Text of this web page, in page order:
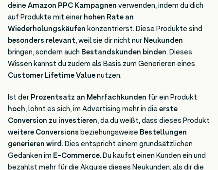
deineAmazon PPC Kampagnenverwenden, indem du dich
auf Produkte mit einerhohen Rate an
Wiederholungskäufenkonzentrierst. Diese Produkte sind
besonders relevant, weil sie dir nicht nurNeukunden
bringen, sondern auch Bestandskunden binden. Dieses
Wissen kannst du zudem als Basis zum Generieren eines
Customer Lifetime Valuenutzen.
Ist derProzentsatz an Mehrfachkunden für ein Produkt
hoch, lohnt es sich, im Advertising mehr in dieerste
Conversion zu investieren, da du weißt, dass dieses Produkt
weitere Conversionsbeziehungsweise Bestellungen
generierenwird.Dies entspricht einem grundsätzlichen
Gedanken im E-Commerce. Du kaufst einen Kunden ein und
bezahlst mehr für die Akquise dieses Neukunden, als dir die